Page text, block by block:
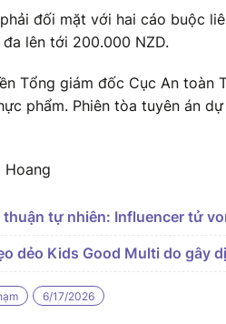
đối mặt với hai cáo buộc
lên tới 200.000 NZD.
Tổng giám đốc Cục An
phẩm. Phiên tòa tuyên án
Hoang
tự nhiên: Influencer tử
dẻo Kids Good Multi do gây
6/17/2026